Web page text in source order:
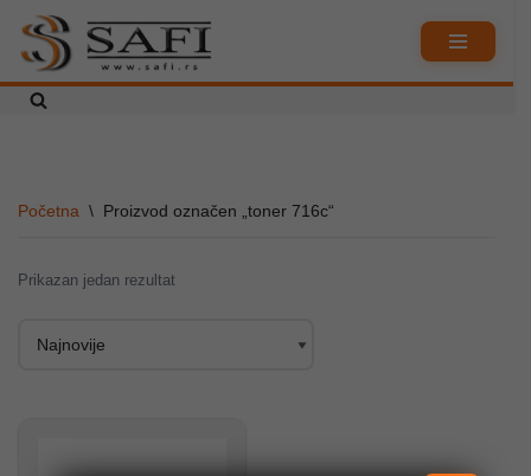
Skoči
na
Početna \ Proizvod označen „toner 716c“
Prikazan jedan rezultat